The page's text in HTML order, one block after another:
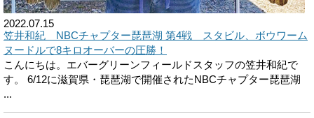
2022.07.15
笠井和紀 NBCチャプター琵琶湖 第4戦 スタビル、ボウワーム
ヌードルで8キロオーバーの圧勝！
こんにちは。エバーグリーンフィールドスタッフの笠井和紀で
す。 6/12に滋賀県・琵琶湖で開催されたNBCチャプター琵琶湖
...